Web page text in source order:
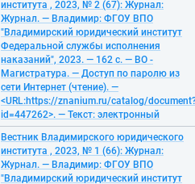
института , 2023, № 2 (67): Журнал:
Журнал. — Владимир: ФГОУ ВПО
"Владимирский юридический институт
Федеральной службы исполнения
наказаний", 2023. — 162 с. — ВО -
Магистратура. — Доступ по паролю из
сети Интернет (чтение). —
<URL:https://znanium.ru/catalog/
id=447262>. — Текст: электронный
Вестник Владимирского юридического
института , 2023, № 1 (66): Журнал:
Журнал. — Владимир: ФГОУ ВПО
"Владимирский юридический институт